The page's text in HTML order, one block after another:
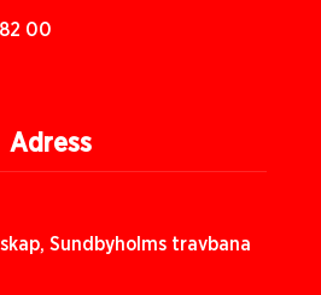
00
Adress
Sundbyholms travbana